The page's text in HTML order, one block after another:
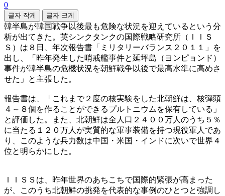
0
글자 작게 글자 크게
韓半島が韓国戦争以後最も危険な状況を迎えているという分
析が出てきた。英シンクタンクの国際戦略研究所（ＩＩＳ
Ｓ）は８日、年次報告書「ミリタリーバランス２０１１」を
出し、「昨年発生した哨戒艦事件と延坪島（ヨンピョンド）
事件が韓半島の危機状況を朝鮮戦争以後で最高水準に高めさ
せた」と主張した。
報告書は、「これまで２度の核実験をした北朝鮮は、核弾頭
４～８個を作ることができるプルトニウムを保有している」
と評価した。また、北朝鮮は全人口２４００万人のうち５％
に当たる１２０万人が実質的な軍事装備を持つ現役軍人であ
り、このような兵力数は中国・米国・インドに次いで世界４
位と明らかにした。
ＩＩＳＳは、昨年世界のあちこちで国際的緊張が高まった
が、このうち北朝鮮の挑発を代表的な事例のひとつと強調し